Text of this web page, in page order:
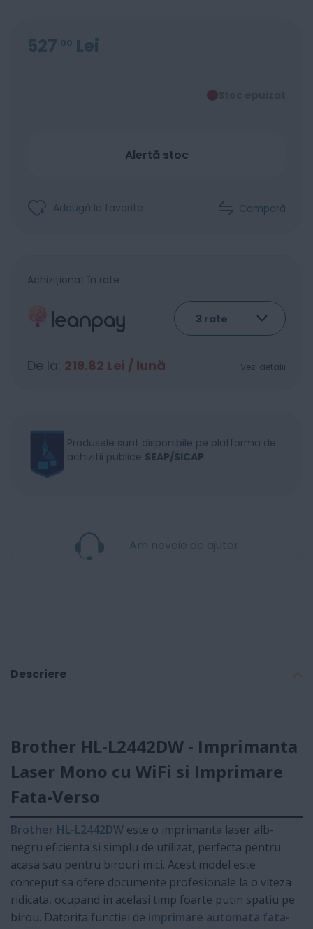
527 00 Lei
Alertă stoc
Adaugă la favorite Compară
Achiziționat în rate
De la: 219.82 Lei / lună Vezi detalii
Produsele sunt disponibile pe platforma de
achizitii publice SEAP/SICAP
Am nevoie de ajutor
Descriere
Brother HL-L2442DW - Imprimanta
Laser Mono cu WiFi si Imprimare
Fata-Verso
Brother HL-L2442DW este o imprimanta laser alb-
negru eficienta si simplu de utilizat, perfecta pentru
acasa sau pentru birouri mici. Acest model este
conceput sa ofere documente profesionale la o viteza
ridicata, ocupand in acelasi timp foarte putin spatiu pe
birou. Datorita functiei de imprimare automata fata-